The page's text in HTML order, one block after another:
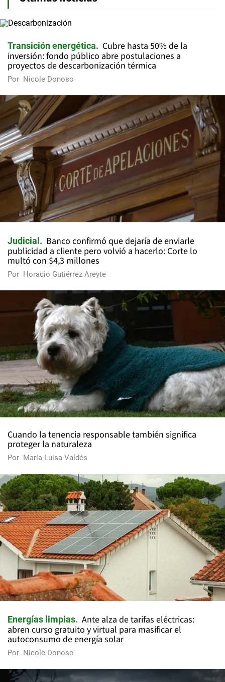
Transición energética
Cubre hasta 50% de la
inversión: fondo público abre postulaciones a
proyectos de descarbonización térmica
Por Nicole Donoso
Judicial
Banco confirmó que dejaría de enviarle
publicidad a cliente pero volvió a hacerlo: Corte lo
multó con $4,3 millones
Por Horacio Gutiérrez Areyte
Cuando la tenencia responsable también significa
proteger la naturaleza
Por María Luisa Valdés
Energías limpias
Ante alza de tarifas eléctricas:
abren curso gratuito y virtual para masificar el
autoconsumo de energía solar
Por Nicole Donoso